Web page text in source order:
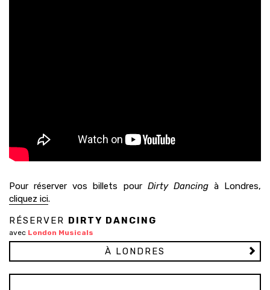
Pour réserver vos billets pour Dirty Dancingà Londres,
cliquez ici.
RÉSERVER DIRTY DANCING
avec London Musicals
À LONDRES